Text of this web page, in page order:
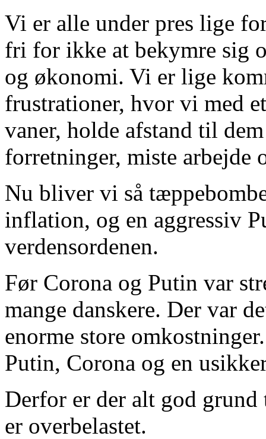
Vi er alle under pres lige
fri for ikke at bekymre sig
og økonomi. Vi er lige
frustrationer, hvor vi med
vaner, holde afstand til
forretninger, miste arbejde
Nu bliver vi så
inflation, og en aggressiv
verdensordenen.
Før Corona og Putin var
mange danskere. Der var
enorme store
Putin, Corona og en
Derfor er der alt god grund
er overbelastet.